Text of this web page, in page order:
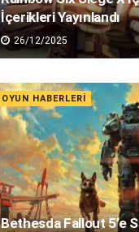
İçerikleri Yayınlandı
26/12/2025
OYUN HABERLERI
Bethesda Fallout 5’e